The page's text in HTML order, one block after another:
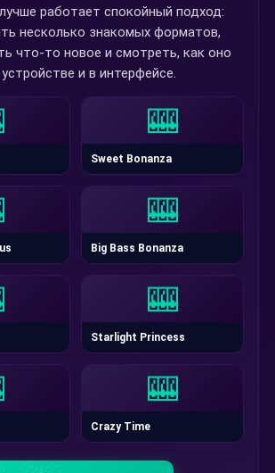
работает спокойный подход:
несколько знакомых форматов,
что-то новое и смотреть, как оно
и в интерфейсе.
🎰
Sweet Bonanza
🎰
Big Bass Bonanza
🎰
Starlight Princess
🎰
Crazy Time